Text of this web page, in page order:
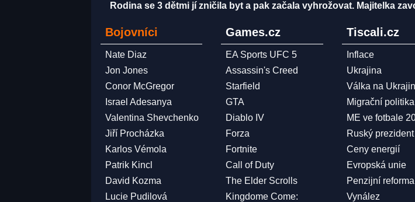
Rodina se 3 dětmi jí zničila byt a pak začala vyhrožovat. Majitelka
Bojovníci
Nate Diaz
Jon Jones
Conor McGregor
Israel Adesanya
Valentina Shevchenko
Jiří Procházka
Karlos Vémola
Patrik Kincl
David Kozma
Lucie Pudilová
Games.cz
EA Sports UFC 5
Assassin's Creed
Starfield
GTA
Diablo IV
Forza
Fortnite
Call of Duty
The Elder Scrolls
Kingdome Come:
Tiscali.cz
Inflace
Ukrajina
Válka na
Migrační politika
ME ve fotbale
Ruský prezident
Ceny energií
Evropská unie
Penzijní reforma
Vynález